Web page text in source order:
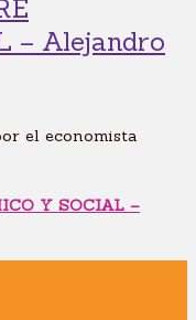
– Alejandro
el economista
Y SOCIAL –